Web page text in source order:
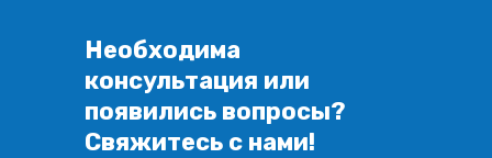
Необходима
консультация или
появились вопросы?
Свяжитесь с нами!